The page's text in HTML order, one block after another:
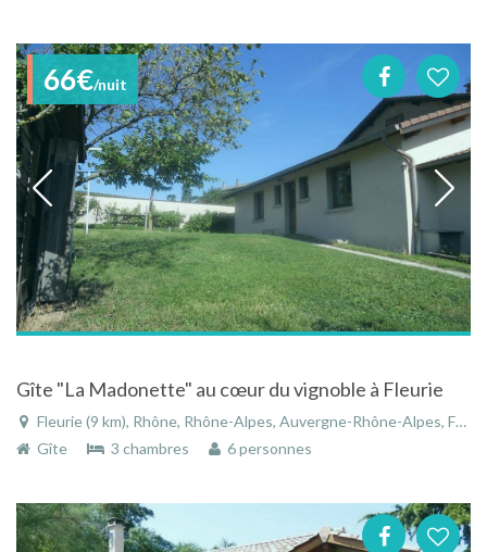
66€/nuit
Gîte "La Madonette" au cœur du vignoble à Fleurie
Fleurie (9 km), Rhône, Rhône-Alpes, Auvergne-Rhône-Alpes, France
Gîte
3 chambres 6 personnes